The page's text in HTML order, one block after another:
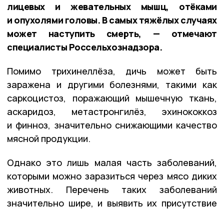
лицевых и жевательных мышц, отёками
и опухолями головы. В самых тяжёлых случаях
может наступить смерть, — отмечают
специалисты Россельхознадзора.
Помимо трихинеллёза, дичь может быть
заражена и другими болезнями, такими как
саркоцистоз, поражающий мышечную ткань,
аскаридоз, метастронгилёз, эхинококкоз
и финноз, значительно снижающими качество
мясной продукции.
Однако это лишь малая часть заболеваний,
которыми можно заразиться через мясо диких
животных. Перечень таких заболеваний
значительно шире, и выявить их присутствие